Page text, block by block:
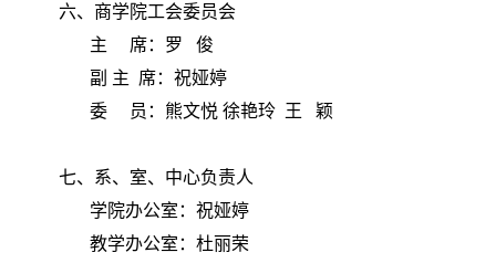
六、商学院工会委员会
主 席：罗 俊
副 主 席：祝娅婷
委 员：熊文悦 徐艳玲 王 颖
七、系、室、中心负责人
学院办公室：祝娅婷
教学办公室：杜丽荣